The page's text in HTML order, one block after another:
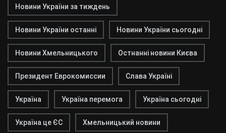
Новини України за тиждень
Новини України останні Новини України сьогодні
Новини Хмельницького Остнанні новини Києва
Президент Еврокомиссии Слава Україні
Україна Україна перемога Україна сьогодні
Україна це ЄС Хмельницький новини